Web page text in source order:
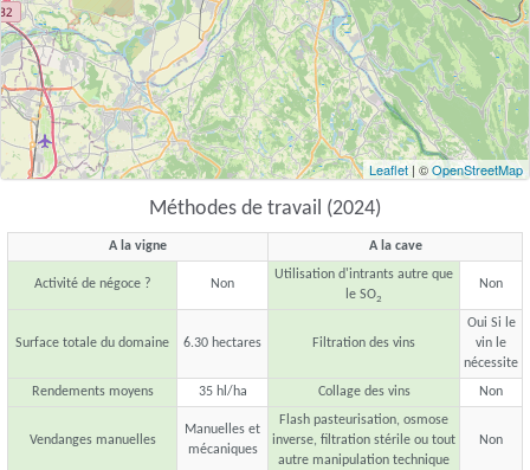
Leaflet | ©OpenStreetMap
Méthodes de travail (2024)
A la vigne A la cave
Activité de négoce ? Non
Utilisation d'intrants autre que
le SO2
Non
Surface totale du domaine 6.30 hectares Filtration des vins
Oui Si le
vin le
nécessite
Rendements moyens
35 hl/ha Collage des vins Non
Vendanges manuelles
Manuelles et
mécaniques
Flash pasteurisation, osmose
inverse, filtration stérile ou tout
autre manipulation technique
Non